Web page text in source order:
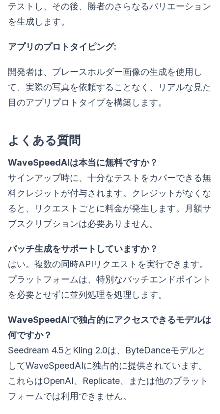
テストし、その後、勝者のさらなるバリエーション
を生成します。
アプリのプロトタイピング:
開発者は、プレースホルダー画像の生成を使用し
て、実際の写真を依頼することなく、リアルな見た
目のアプリプロトタイプを構築します。
よくある質問
WaveSpeedAIは本当に無料ですか？
サインアップ時に、十分なテストをカバーできる無
料クレジットが付与されます。クレジットがなくな
ると、リクエストごとに料金が発生します。月額サ
ブスクリプションは必要ありません。
バッチ生成をサポートしていますか？
はい。複数の同時APIリクエストを実行できます。
プラットフォームは、特別なバッチエンドポイント
を必要とせずに並列処理を処理します。
WaveSpeedAIで独占的にアクセスできるモデルは
何ですか？
Seedream 4.5とKling 2.0は、ByteDanceモデルと
してWaveSpeedAIに独占的に提供されています。
これらはOpenAI、Replicate、または他のプラット
フォームでは利用できません。